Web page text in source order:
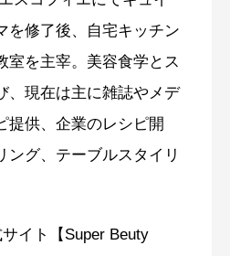
を修了後、自宅キッチン
室を主宰。美容食学とス
、現在は主に雑誌やメデ
提供、企業のレシピ開
ング、テーブルスタイリ
イト【Super Beuty